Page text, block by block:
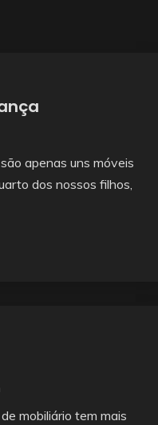
apenas uns móveis
dos nossos filhos,
mobiliário tem mais